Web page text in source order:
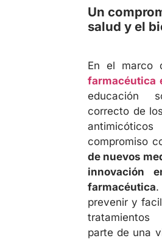
Un
salud y el
En el marco
farmacéutica
educación
correcto de
compromiso
de nuevos
innovación
farmacéutica
prevenir y
parte de una